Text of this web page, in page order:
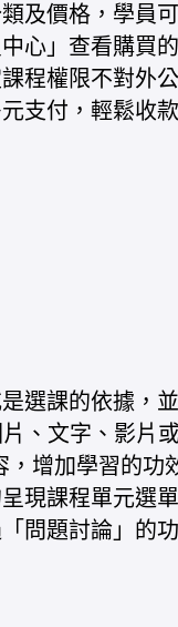
及價格，學員
心」查看購買
程權限不對外公
支付，輕鬆收款
選課的依據，
、文字、影片
增加學習的功
現課程單元選
問題討論」的